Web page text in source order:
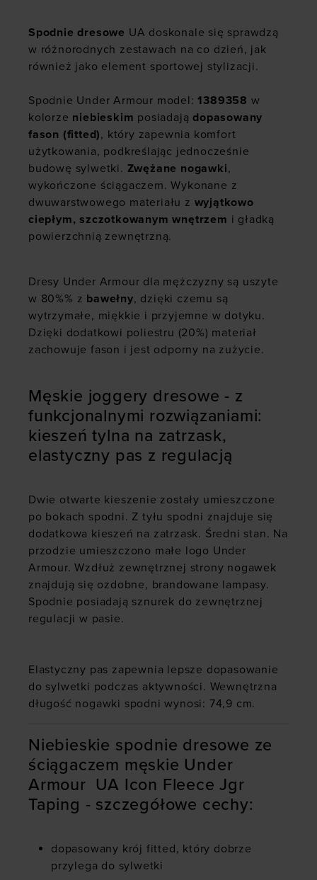
Spodnie dresowe UA doskonale się sprawdzą
w różnorodnych zestawach na co dzień, jak
również jako element sportowej stylizacji.
Spodnie Under Armour model:1389358 w
kolorze niebieskim posiadajądopasowany
fason (fitted), który zapewnia komfort
użytkowania, podkreślając jednocześnie
budowę sylwetki. Zwężane nogawki,
wykończone ściągaczem. Wykonane z
dwuwarstwowego materiału z wyjątkowo
ciepłym, szczotkowanym wnętrzem i gładką
powierzchnią zewnętrzną.
Dresy Under Armour dla mężczyzny są uszyte
w 80%% z bawełny, dzięki czemu są
wytrzymałe, miękkie i przyjemne w dotyku.
Dzięki dodatkowi poliestru (20%) materiał
zachowuje fason i jest odporny na zużycie.
Męskie joggery dresowe - z
funkcjonalnymi rozwiązaniami:
kieszeń tylna na zatrzask,
elastyczny pas z regulacją
Dwie otwarte kieszenie zostały umieszczone
po bokach spodni. Z tyłu spodni znajduje się
dodatkowa kieszeń na zatrzask. Średni stan. Na
przodzie umieszczono małe logo Under
Armour. Wzdłuż zewnętrznej strony nogawek
znajdują się ozdobne, brandowane lampasy.
Spodnie posiadają sznurek do zewnętrznej
regulacji w pasie.
Elastyczny pas zapewnia lepsze dopasowanie
do sylwetki podczas aktywności. Wewnętrzna
długość nogawki spodni wynosi: 74,9 cm.
Niebieskie spodnie dresowe ze
ściągaczem męskie Under
Armour UA Icon Fleece Jgr
Taping - szczegółowe cechy:
dopasowany krój fitted, który dobrze
przylega do sylwetki